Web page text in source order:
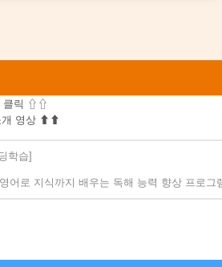
클릭 ⇧⇧
영상 ⬆︎⬆︎
학습]
어로 지식까지 배우는 독해 능력 향상 프로그